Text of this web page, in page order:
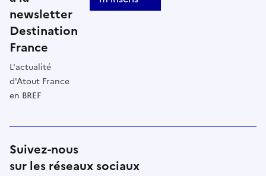
newsletter
Destination
France
L'actualité
d'Atout France
en BREF
Suivez-nous
sur les réseaux sociaux